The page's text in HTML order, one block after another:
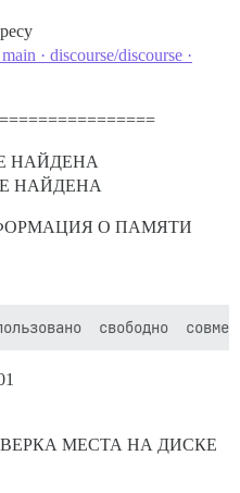
· discourse/discourse ·
НЕ НАЙДЕНА
НЕ НАЙДЕНА
О ПАМЯТИ
МЕСТА НА ДИСКЕ